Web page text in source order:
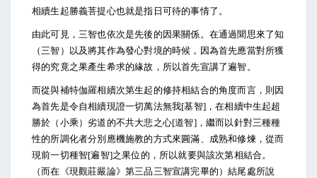
相續生起勝義菩提心也就是指日可待的事情了。
由此可見，三智也依次是先後的因果關係。在通過聞思來了知
（三智）以及將其作為發心對境的時候，因為首先應當對所獲
得的究竟之果產生希求的緣故，所以首先宣講了遍智。
而從與補特伽羅相續次第生起的修持相結合的角度而言，則因
為首先是令自相續現證一切萬法無我[基智]，在相續中生起超
勝於（小乘）劣道的不共大悲之心[道智]，繼而以針對三種種
性的所調化者分別應機施教的方式來圓滿、成熟和修煉，從而
現前一切種智[遍智]之果位的，所以就要與該次第相結合。
（而在《現觀莊嚴論》第三品三智宣講完畢的）結尾處所說